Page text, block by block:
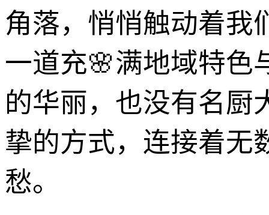
角落，悄悄触动着我
一道充🌸满地域特色
的华丽，也没有名厨
挚的方式，连接着无
愁。